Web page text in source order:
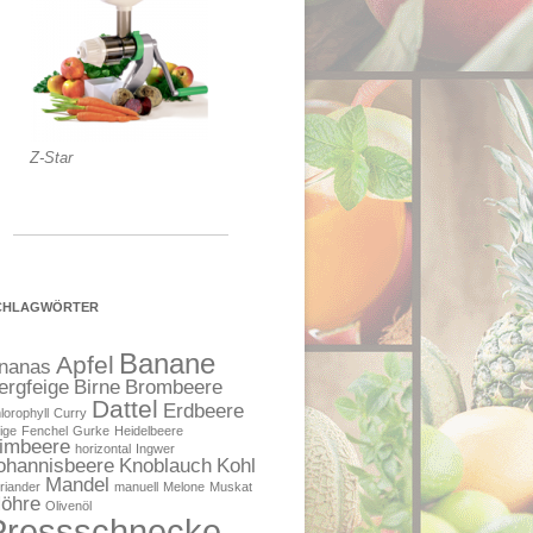
Z-Star
Apfel Banane
Birne Brombeere
Curry Dattel Erdbeere
Fenchel Gurke Heidelbeere
horizontal Ingwer
Knoblauch Kohl
Mandel manuell Melone Muskat
Olivenöl